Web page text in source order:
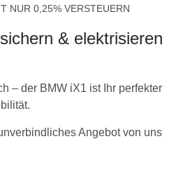
NUR 0,25% VERSTEUERN
& elektrisieren
– der BMW iX1 ist Ihr perfekter
Angebot von uns